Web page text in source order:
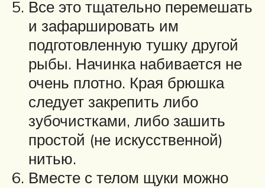
Все это тщательно перемешать
и зафаршировать им
подготовленную тушку другой
рыбы. Начинка набивается не
очень плотно. Края брюшка
следует закрепить либо
зубочистками, либо зашить
простой (не искусственной)
нитью.
Вместе с телом щуки можно